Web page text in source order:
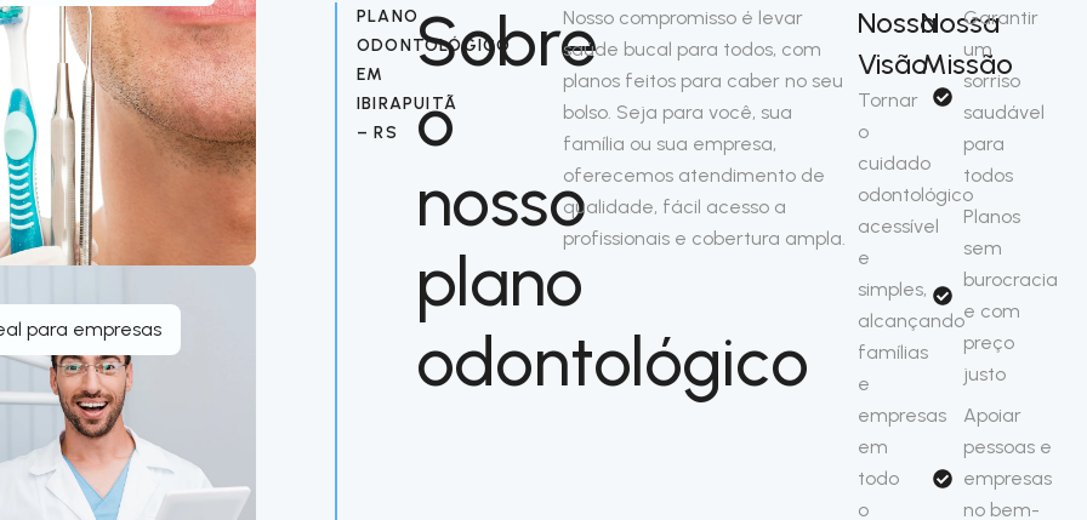
para empresas
PLANO
ODONTOLÓGICO
EM
IBIRAPUITÃ
– RS
Sobre
o
nosso
plano
odontológico
Nosso compromisso é levar
saúde bucal para todos, com
planos feitos para caber no seu
bolso. Seja para você, sua
família ou sua empresa,
oferecemos atendimento de
qualidade, fácil acesso a
profissionais e cobertura ampla.
Nossa
Visão
Tornar
o
cuidado
odontológico
acessível
e
simples,
alcançando
famílias
e
empresas
em
todo
o
Nossa
Missão
Garantir
um
sorriso
saudável
para
todos
Planos
sem
burocracia
e com
preço
justo
Apoiar
pessoas e
empresas
no bem-